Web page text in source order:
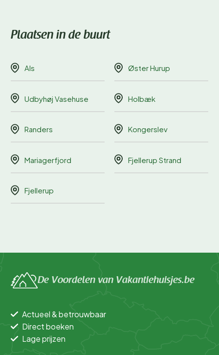
Plaatsen in de buurt
Als Øster Hurup
Udbyhøj Vasehuse Holbæk
Randers Kongerslev
Mariagerfjord Fjellerup Strand
Fjellerup
De Voordelen van Vakantiehuisjes.be
Actueel & betrouwbaar
Direct boeken
Lage prijzen